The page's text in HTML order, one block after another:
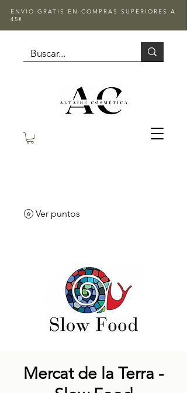
ENVIO GRATIS EN COMPRAS SUPERIORES A
45€
Ver puntos
Mercat de la Terra -